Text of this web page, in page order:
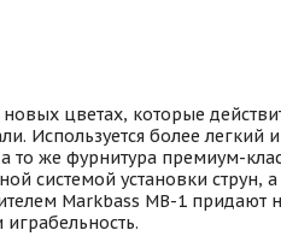
цветах, которые
Используется более легкий и
то же фурнитура премиум-
системой установки струн,
Markbass MB-1 придают